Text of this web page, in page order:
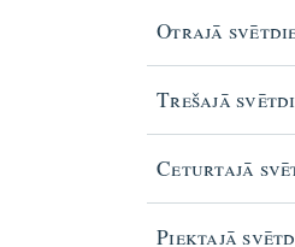
Otrajā
Trešajā
Ceturtajā
Piektajā